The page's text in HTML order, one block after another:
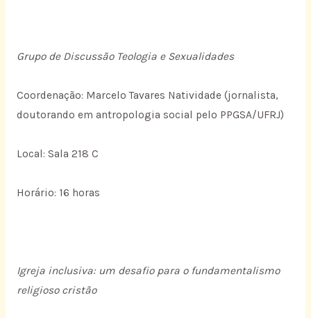
Grupo de Discussão Teologia e Sexualidades
Coordenação: Marcelo Tavares Natividade (jornalista,
doutorando em antropologia social pelo PPGSA/UFRJ)
Local: Sala 218 C
Horário: 16 horas
Igreja inclusiva: um desafio para o fundamentalismo
religioso cristão